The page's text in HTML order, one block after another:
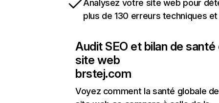
Analysez votre site web pour
plus de 130 erreurs techniques et
Audit SEO et bilan de santé
site web
brstej.com
Voyez comment la santé globale